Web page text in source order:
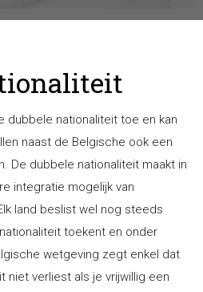
dubbele nationaliteit toe en kan
naast de Belgische ook een
De dubbele nationaliteit maakt in
integratie mogelijk van
land beslist wel nog steeds
toekent en onder
wetgeving zegt enkel dat
niet verliest als je vrijwillig een